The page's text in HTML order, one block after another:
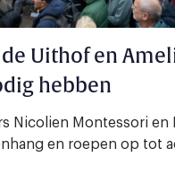
Uithof en
hebben
Nicolien Montessori en
en roepen op tot